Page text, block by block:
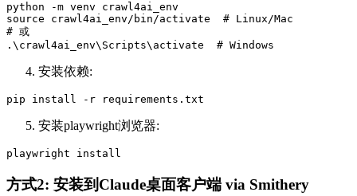
python -m venv crawl4ai_env
source crawl4ai_env/bin/activate  # Linux/Mac
# 或
安装依赖:
安装playwright浏览器:
方式2: 安装到Claude桌面客户端 via Smithery